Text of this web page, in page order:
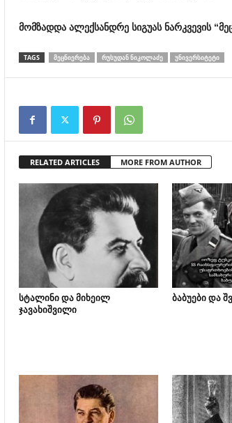
მომზადდა ალექსანდრე სიგუას ნარკვევის“
TAGS ᲛᲔᲪᲜᲘᲔᲠᲔᲑᲐ ᲠᲣᲡᲣᲓᲐᲜ ᲜᲘᲙᲝᲚᲐᲫᲔ ᲣᲜᲘᲕᲔᲠᲡᲘᲢᲔᲢᲘ
RELATED ARTICLES MORE FROM AUTHOR
სტალინი და მიხეილ
ჯავახიშვილი
ბაბუები და